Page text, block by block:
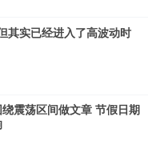
其实已经进入了高波动时
震荡区间做文章 节假日期